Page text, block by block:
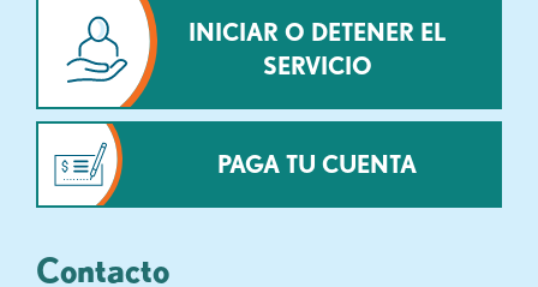
INICIAR O DETENER EL
SERVICIO
PAGA TU CUENTA
Contacto